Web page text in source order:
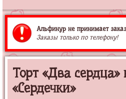
Альфинур не принимает
Заказы только по телефону!
Торт «Два сердца»
«Сердечки»